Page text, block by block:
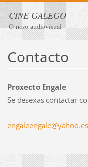
CINE GALEGO
O noso audiovisual
Contacto
Proxecto Engale
Se desexas contactar
engaleengale@yahoo.es